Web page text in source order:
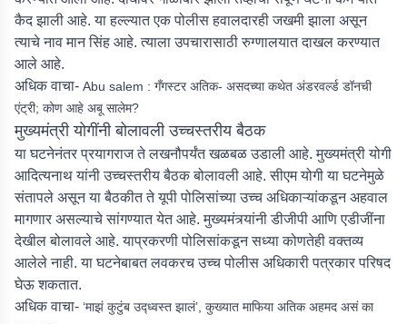
कैद झाली आहे. या हल्ल्यात एक पोलीस हवालदारही जखमी झाला असून
त्याचे नाव मान सिंह आहे. त्याला उपचारासाठी रुग्णालयात दाखल करण्यात
आले आहे.
अधिक वाचा- Abu salem : गँगस्टर अतिक- असदच्या कथेत अंडरवर्ल्ड डॉनची
एंट्री; कोण आहे अबू सालेम?
मुख्यमंत्री योगींनी बोलावली उच्चस्तरीय बैठक
या घटनेनंतर प्रयागराज ते लखनौपर्यंत खळबळ उडाली आहे. मुख्यमंत्री योगी
आदित्यनाथ यांनी उच्चस्तरीय बैठक बोलावली आहे. सीएम योगी या घटनेमुळे
संतापले असून या बैठकीत ते यूपी पोलिसांच्या उच्च अधिकाऱ्यांकडून अहवाल
मागणार असल्याचे सांगण्यात येत आहे. मुख्यमंत्र्यांनी डीजीपी आणि एडीजींना
देखील बोलावले आहे. याप्रकरणी पोलिसांकडून सध्या कोणतेही वक्तव्य
आलेले नाही. या घटनेबाबत लवकरच उच्च पोलीस अधिकारी पत्रकार परिषद
घेऊ शकतात.
अधिक वाचा- ‘माझं कुटुंब उद्ध्वस्त झालं’, कुख्यात माफिया अतिक अहमद असं का